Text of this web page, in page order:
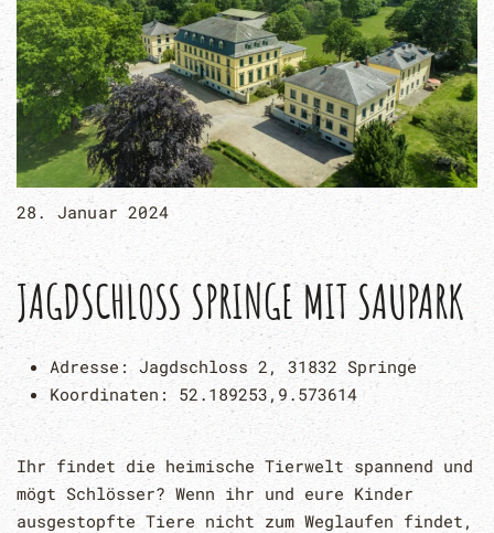
28. Januar 2024
JAGDSCHLOSS SPRINGE MIT SAUPARK
Adresse: Jagdschloss 2, 31832 Springe
Koordinaten: 52.189253,9.573614
Ihr findet die heimische Tierwelt spannend und
mögt Schlösser? Wenn ihr und eure Kinder
ausgestopfte Tiere nicht zum Weglaufen findet,